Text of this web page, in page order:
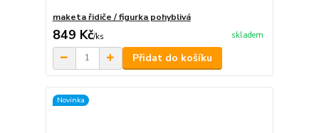
maketa řidiče / figurka pohyblivá
849 Kč/ks skladem
Přidat do košíku
Novinka